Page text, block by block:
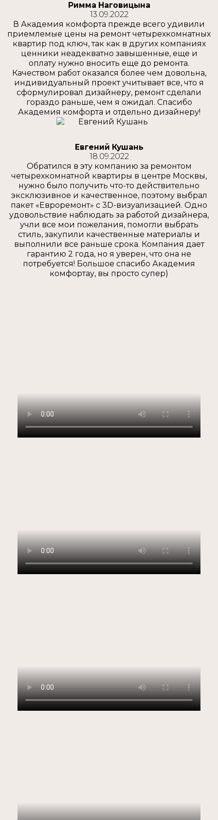
Римма Наговицына
13.09.2022
В Академия комфорта прежде всего удивили
приемлемые цены на ремонт четырехкомнатных
квартир под ключ, так как в других компаниях
ценники неадекватно завышенные, еще и
оплату нужно вносить еще до ремонта.
Качеством работ оказался более чем довольна,
индивидуальный проект учитывает все, что я
сформулировал дизайнеру, ремонт сделали
гораздо раньше, чем я ожидал. Спасибо
Академия комфорта и отдельно дизайнеру!
Евгений Кушань
18.09.2022
Обратился в эту компанию за ремонтом
четырехкомнатной квартиры в центре Москвы,
нужно было получить что-то действительно
эксклюзивное и качественное, поэтому выбрал
пакет «Евроремонт» с 3D-визуализацией. Одно
удовольствие наблюдать за работой дизайнера,
учли все мои пожелания, помогли выбрать
стиль, закупили качественные материалы и
выполнили все раньше срока. Компания дает
гарантию 2 года, но я уверен, что она не
потребуется! Большое спасибо Академия
комфортау, вы просто супер)